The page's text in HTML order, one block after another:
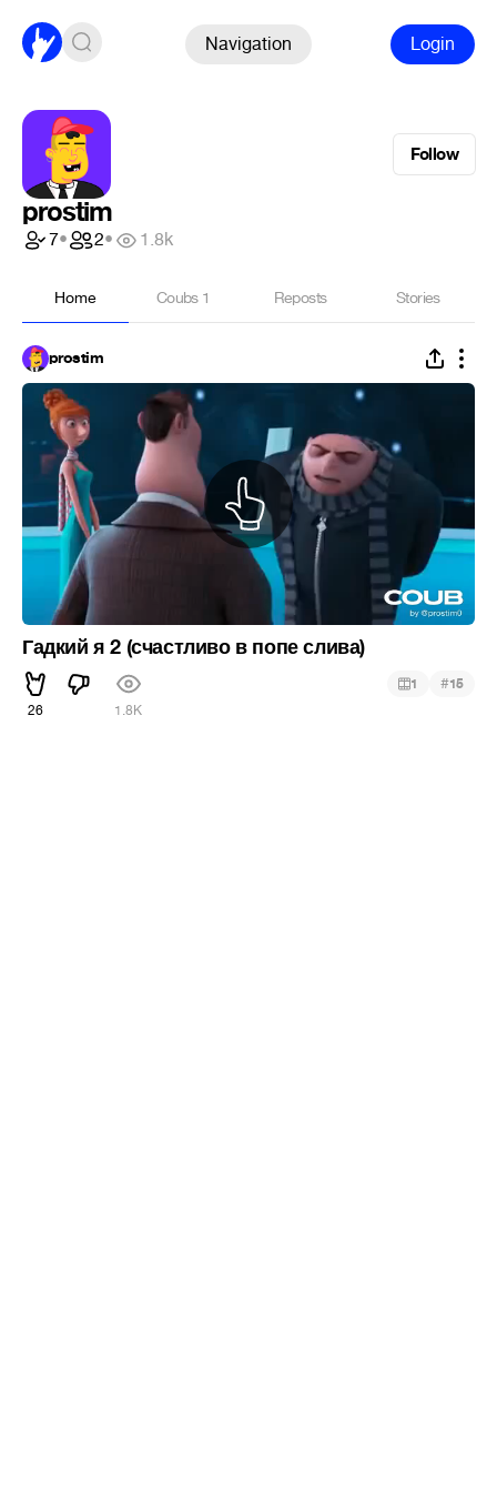
Navigation Login
Follow
prostim
7• 2• 1.8k
Home Coubs 1 Reposts Stories
prostim
Гадкий я 2 (счастливо в попе слива)
26 1.8K
1 #15